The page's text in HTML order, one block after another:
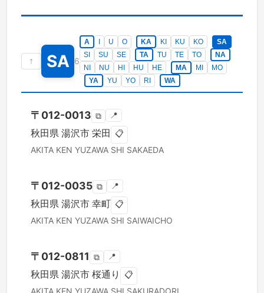
↑ SA 6
A U O KA KI KU KO
SA
SI
SU SE TA TU TE TO
NA
NI
NU HI HU HE MA MI
MO
YA
YU YO RI WA
〒 012-0013 ⧉ 📍
秋田県 湯沢市 栄田 📋
AKITA KEN YUZAWA SHI SAKAEDA
〒 012-0035 ⧉ 📍
秋田県 湯沢市 幸町 📋
AKITA KEN YUZAWA SHI SAIWAICHO
〒 012-0811 ⧉ 📍
秋田県 湯沢市 桜通り 📋
AKITA KEN YUZAWA SHI SAKURADORI